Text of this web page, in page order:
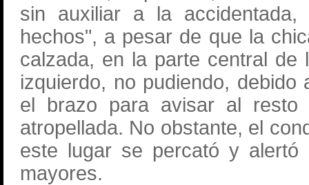
sin auxiliar a la
hechos", a pesar de que la
calzada, en la parte central de
izquierdo, no pudiendo,
el brazo para avisar al
atropellada. No obstante, el
este lugar se percató y alertó
mayores.